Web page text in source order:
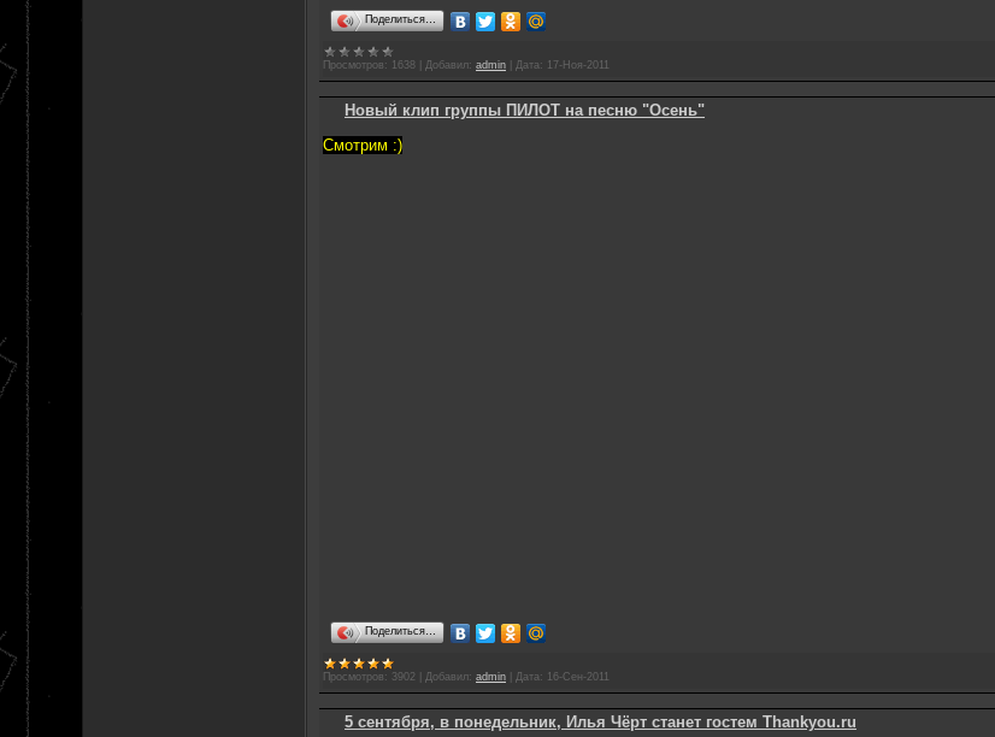
Поделиться…
Просмотров: 1638 Добавил: admin Дата: 17-Ноя-2011
Новый клип группы ПИЛОТ на песню "Осень"
Смотрим :)
Поделиться…
Просмотров: 3902 Добавил: admin Дата: 16-Сен-2011
5 сентября, в понедельник, Илья Чёрт станет гостем Thankyou.ru